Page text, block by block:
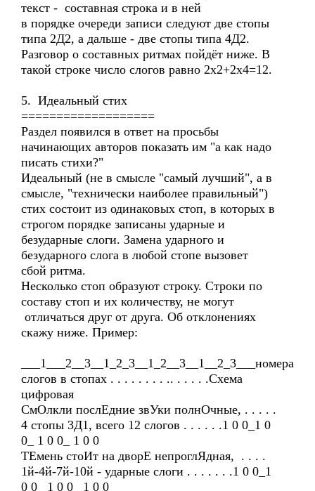
текст - составная строка и в ней
в порядке очереди записи следуют две стопы
типа 2Д2, а дальше - две стопы типа 4Д2.
Разговор о составных ритмах пойдёт ниже. В
такой строке число слогов равно 2х2+2х4=12.
5. Идеальный стих
===================
Раздел появился в ответ на просьбы
начинающих авторов показать им "а как надо
писать стихи?"
Идеальный (не в смысле "самый лучший", а в
смысле, "технически наиболее правильный")
стих состоит из одинаковых стоп, в которых в
строгом порядке записаны ударные и
безударные слоги. Замена ударного и
безударного слога в любой стопе вызовет
сбой ритма.
Несколько стоп образуют строку. Строки по
составу стоп и их количеству, не могут
отличаться друг от друга. Об отклонениях
скажу ниже. Пример:
___1___2__3__1_2_3__1_2__3__1__2_3___номера
слогов в стопах . . . . . . . . .. . . . . .Схема
цифровая
СмОлкли послЕдние звУки полнОчные, . . . . .
4 стопы 3Д1, всего 12 слогов . . . . . .1 0 0_1 0
0_ 1 0 0_ 1 0 0
ТЕмень стоИт на дворЕ непроглЯдная, . . . .
1й-4й-7й-10й - ударные слоги . . . . . . .1 0 0_1
0 0_ 1 0 0_ 1 0 0